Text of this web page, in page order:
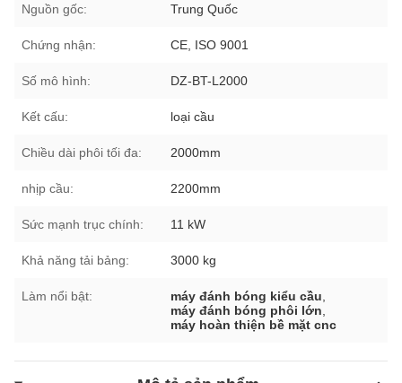
Nguồn gốc: Trung Quốc
Chứng nhận: CE, ISO 9001
Số mô hình: DZ-BT-L2000
Kết cấu: loại cầu
Chiều dài phôi tối đa: 2000mm
nhịp cầu: 2200mm
Sức mạnh trục chính: 11 kW
Khả năng tải bảng: 3000 kg
Làm nổi bật: máy đánh bóng kiểu cầu
máy đánh bóng phôi lớn
máy hoàn thiện bề mặt cnc